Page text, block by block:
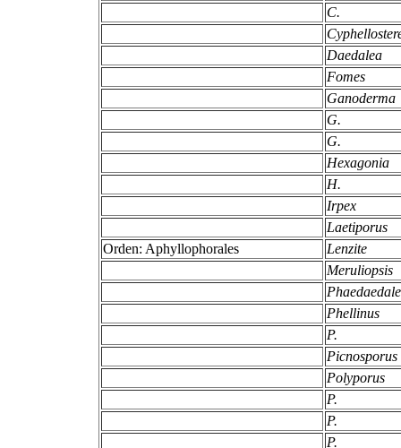
C.
Daedalea
Fomes
Ganoderma
G.
G.
Hexagonia
H.
Irpex
Laetiporus
Orden: Aphyllophorales
Lenzite
Meruliopsis
Phellinus
P.
Picnosporus
Polyporus
P.
P.
P.